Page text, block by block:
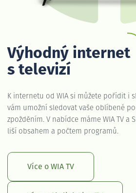
Výhodný internet
s televizí
K internetu od WIA si můžete pořídit i
vám umožní sledovat vaše oblíbené
zpožděním. V nabídce máme WIA TV a
liší obsahem a počtem programů.
Více o WIA TV